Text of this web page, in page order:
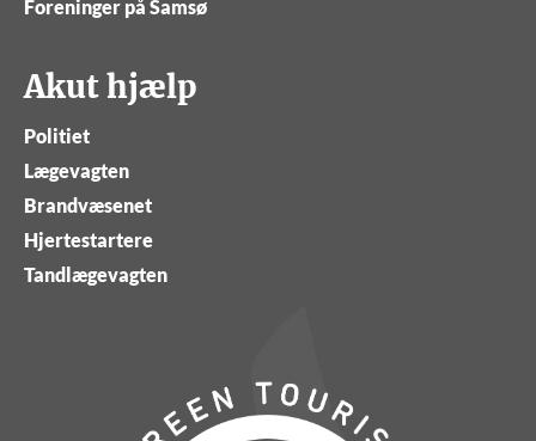
Foreninger på Samsø
Akut hjælp
Politiet
Lægevagten
Brandvæsenet
Hjertestartere
Tandlægevagten